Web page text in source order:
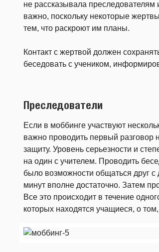
не рассказывала
важ­но, поскольку некоторые
тем, что раскроют им планы.
Контакт с жертвой должен
беседовать с учеником,
Преследователи
Если в моббинге участвуют
важно проводить первый разговор
защиту. Уровень серьезности и
на один с учителем. Проводить
было возможности общаться друг
минут вполне достаточно. Затем
Все это происходит в течение
которых находятся учащиеся, о